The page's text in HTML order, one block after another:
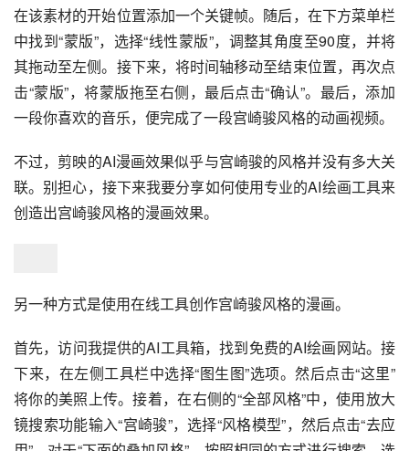
在该素材的开始位置添加一个关键帧。随后，在下方菜单栏
中找到“蒙版”，选择“线性蒙版”，调整其角度至90度，并将
其拖动至左侧。接下来，将时间轴移动至结束位置，再次点
击“蒙版”，将蒙版拖至右侧，最后点击“确认”。最后，添加
一段你喜欢的音乐，便完成了一段宫崎骏风格的动画视频。
不过，剪映的AI漫画效果似乎与宫崎骏的风格并没有多大关
联。别担心，接下来我要分享如何使用专业的AI绘画工具来
创造出宫崎骏风格的漫画效果。
另一种方式是使用在线工具创作宫崎骏风格的漫画。
首先，访问我提供的AI工具箱，找到免费的AI绘画网站。接
下来，在左侧工具栏中选择“图生图”选项。然后点击“这里”
将你的美照上传。接着，在右侧的“全部风格”中，使用放大
镜搜索功能输入“宫崎骏”，选择“风格模型”，然后点击“去应